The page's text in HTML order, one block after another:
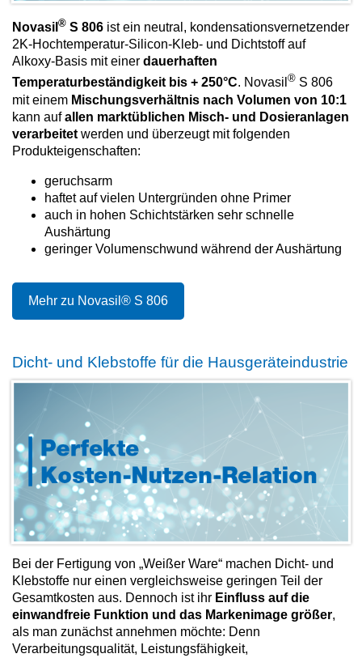
Novasil ® S 806 ist ein neutral, kondensationsvernetzender
2K-Hochtemperatur-Silicon-Kleb- und Dichtstoff auf
Alkoxy-Basis mit einer dauerhaften
Temperaturbeständigkeit bis + 250°C. Novasil ® S 806
mit einem Mischungsverhältnis nach Volumen von 10:1
kann aufallen marktüblichen Misch- und Dosieranlagen
verarbeitet werden und überzeugt mit folgenden
Produkteigenschaften:
geruchsarm
haftet auf vielen Untergründen ohne Primer
auch in hohen Schichtstärken sehr schnelle
Aushärtung
geringer Volumenschwund während der Aushärtung
Mehr zu Novasil® S 806
Dicht- und Klebstoffe für die Hausgeräteindustrie
Bei der Fertigung von „Weißer Ware“ machen Dicht- und
Klebstoffe nur einen vergleichsweise geringen Teil der
Gesamtkosten aus. Dennoch ist ihr Einfluss auf die
einwandfreie Funktion und das Markenimage größer,
als man zunächst annehmen möchte: Denn
Verarbeitungsqualität, Leistungsfähigkeit,